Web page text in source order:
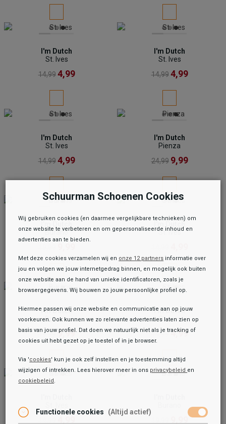
Toegevoegd aan je winkeltas!
I'm Dutch
St. Ives
14,99 4,99
I'm Dutch
St. Ives
14,99 4,99
I'm Dutch
St. Ives
14,99 4,99
I'm Dutch
Pienza
24,99 9,99
Burano
I'm Dutch
St. Ives
I'm Dutch
Burano
19,99 9,99
I'm Dutch
St. Ives
14,99 4,99
Schuurman Schoenen Cookies
Wij gebruiken cookies (en daarmee vergelijkbare technieken) om
onze website te verbeteren en om gepersonaliseerde inhoud en
advertenties aan te bieden.
Met deze cookies verzamelen wij en onze 12 partners informatie over
jou en volgen we jouw internetgedrag binnen, en mogelijk ook buiten
onze website aan de hand van unieke identificatoren, zoals je
browsergegevens. Wij bouwen zo jouw persoonlijke profiel op.
Hiermee passen wij onze website en communicatie aan op jouw
voorkeuren. Ook kunnen we zo relevante advertenties laten zien op
basis van jouw profiel. Dat doen we natuurlijk niet als je tracking of
cookies uit hebt gezet op je toestel of in je browser.
Via 'cookies' kun je ook zelf instellen en je toestemming altijd
wijzigen of intrekken. Lees hierover meer in ons privacybeleid en
cookiebeleid.
Functionele cookies (Altijd actief)